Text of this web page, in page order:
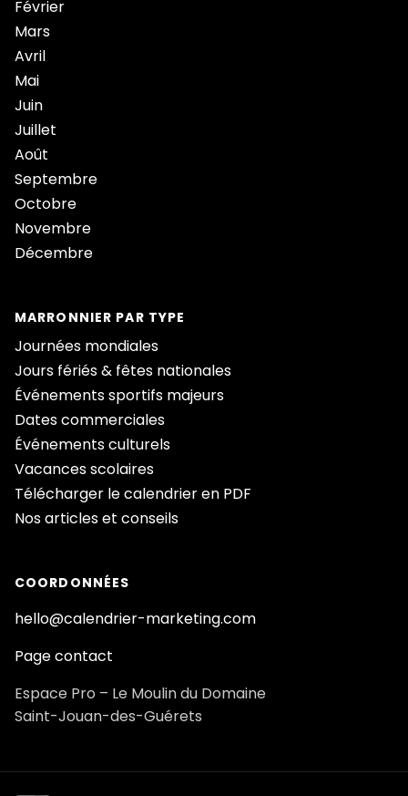
Février
Mars
Avril
Mai
Juin
Juillet
Août
Septembre
Octobre
Novembre
Décembre
MARRONNIER PAR TYPE
Journées mondiales
Jours fériés & fêtes nationales
Événements sportifs majeurs
Dates commerciales
Événements culturels
Vacances scolaires
Télécharger le calendrier en PDF
Nos articles et conseils
COORDONNÉES
hello@calendrier-marketing.com
Page contact
Espace Pro – Le Moulin du Domaine
Saint-Jouan-des-Guérets